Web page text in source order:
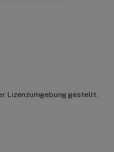
Lizenzumgebung gestellt.